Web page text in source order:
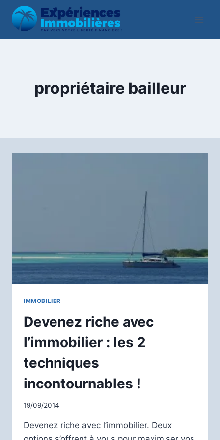
Aller
contenu
propriétaire bailleur
IMMOBILIER
Devenez riche avec
l’immobilier : les 2
techniques
incontournables !
19/09/2014
Devenez riche avec l’immobilier. Deux